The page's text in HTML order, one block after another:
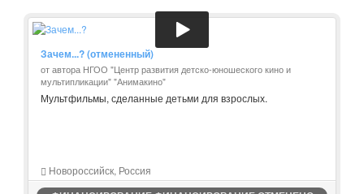
Зачем...? (отмененный)
от автора НГОО "Центр развития детско-юношеского кино и
мультипликации" "Анимакино"
Мультфильмы, сделанные детьми для взрослых.
Новороссийск, Россия